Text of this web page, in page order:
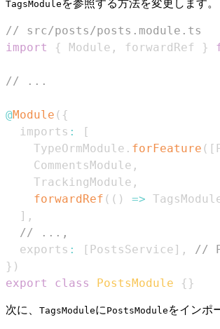
TagsModule を参照する方法を変更します。
// src/posts/posts.module.ts
import
{ Module , forwardRef }
// ...
@Module ( {
  imports
:
[
TypeOrmModule . forFeature ( [
CommentsModule ,
TrackingModule ,
forwardRef ( ( ) =>
] ,
// ...,
  exports
: [ PostsService ] ,
//
} )
export
class PostsModule { }
次に、 TagsModuleに PostsModule をインポ